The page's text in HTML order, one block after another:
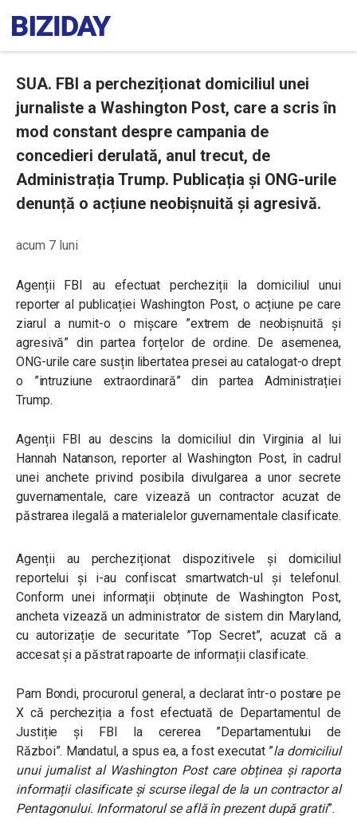
SUA. FBI a percheziționat domiciliul unei
jurnaliste a Washington Post, care a scris în
mod constant despre campania de
concedieri derulată, anul trecut, de
Administrația Trump. Publicația și ONG-urile
denunță o acțiune neobișnuită și agresivă.
acum 7 luni
Agenții FBI au efectuat percheziții la domiciliul unui
reporter al publicației Washington Post, o acțiune pe care
ziarul a numit-o o mișcare ”extrem de neobișnuită și
agresivă” din partea forțelor de ordine. De asemenea,
ONG-urile care susțin libertatea presei au catalogat-o drept
o ”intruziune extraordinară” din partea Administrației
Trump.
Agenții FBI au descins la domiciliul din Virginia al lui
Hannah Natanson, reporter al Washington Post, în cadrul
unei anchete privind posibila divulgarea a unor secrete
guvernamentale, care vizează un contractor acuzat de
păstrarea ilegală a materialelor guvernamentale clasificate.
Agenții au percheziționat dispozitivele și domiciliul
reportelui și i-au confiscat smartwatch-ul și telefonul.
Conform unei informații obținute de Washington Post,
ancheta vizează un administrator de sistem din Maryland,
cu autorizație de securitate ”Top Secret”, acuzat că a
accesat și a păstrat rapoarte de informații clasificate.
Pam Bondi, procurorul general, a declarat într-o postare pe
X că percheziția a fost efectuată de Departamentul de
Justiție și FBI la cererea ”Departamentului de
Război”. Mandatul, a spus ea, a fost executat ”la domiciliul
unui jurnalist al Washington Post care obținea și raporta
informații clasificate și scurse ilegal de la un contractor al
Pentagonului. Informatorul se află în prezent după gratii”.